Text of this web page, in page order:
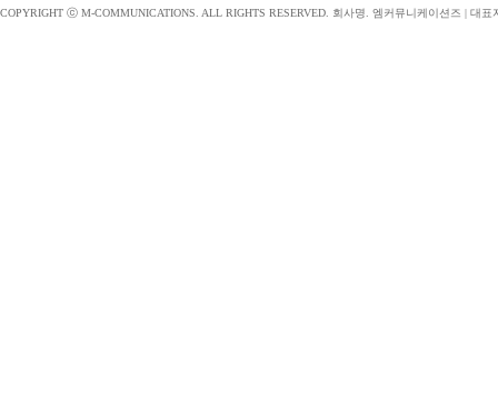
COPYRIGHT ⓒ M-COMMUNICATIONS. ALL RIGHTS RESERVED. 회사명. 엠커뮤니케이션즈 | 대표